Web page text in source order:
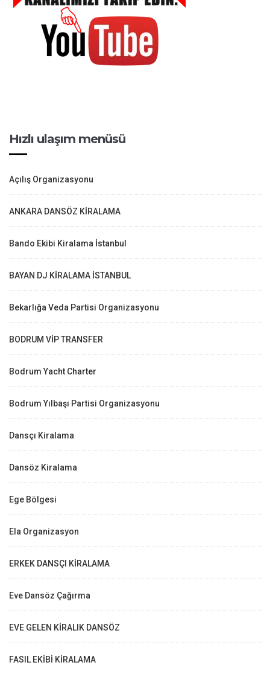
Hızlı ulaşım menüsü
Açılış Organizasyonu
ANKARA DANSÖZ KİRALAMA
Bando Ekibi Kiralama İstanbul
BAYAN DJ KİRALAMA İSTANBUL
Bekarlığa Veda Partisi Organizasyonu
BODRUM VİP TRANSFER
Bodrum Yacht Charter
Bodrum Yılbaşı Partisi Organizasyonu
Dansçı Kiralama
Dansöz Kiralama
Ege Bölgesi
Ela Organizasyon
ERKEK DANSÇI KİRALAMA
Eve Dansöz Çağırma
EVE GELEN KİRALIK DANSÖZ
FASIL EKİBİ KİRALAMA